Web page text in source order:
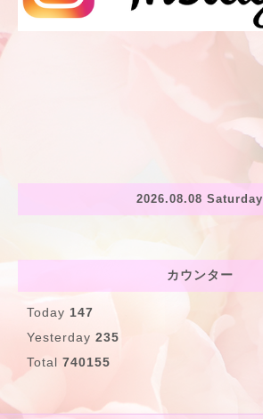
2026.08.08 Saturday
カウンター
Today 147
Yesterday 235
Total 740155